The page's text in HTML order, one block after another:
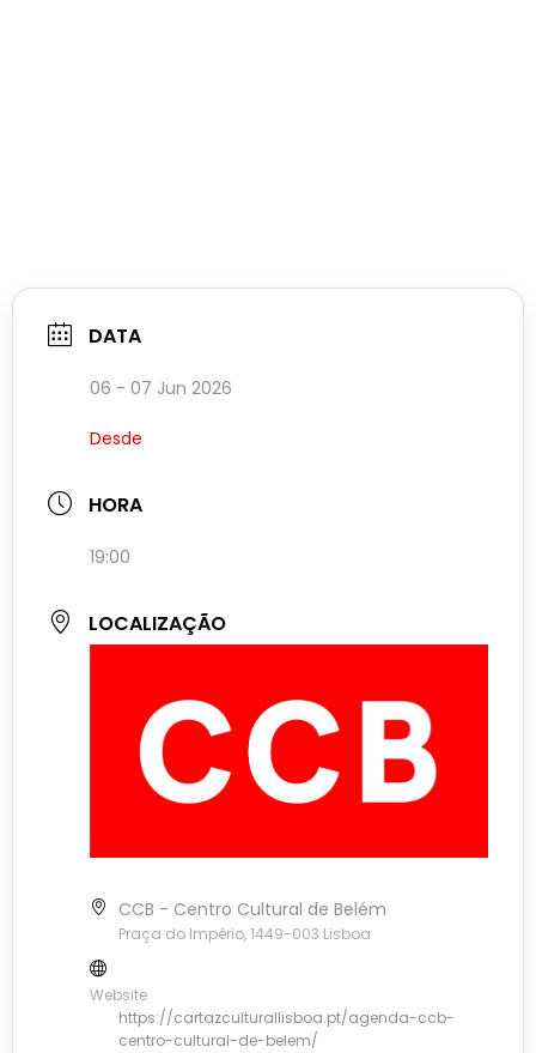
DATA
06 - 07 Jun 2026
Desde
HORA
19:00
LOCALIZAÇÃO
CCB - Centro Cultural de Belém
Praça do Império, 1449-003 Lisboa
Website
https://cartazculturallisboa.pt/agenda-ccb-
centro-cultural-de-belem/